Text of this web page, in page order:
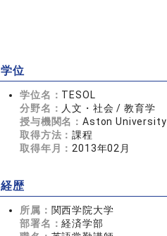
学位
学位名： TESOL
分野名： 人文・社会 / 教育学
授与機関名：Aston University
取得方法：課程
取得年月： 2013年02月
経歴
所属： 関西学院大学
部署名：経済学部